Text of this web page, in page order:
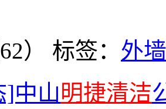
） 标签： 外
]中山明捷清洁